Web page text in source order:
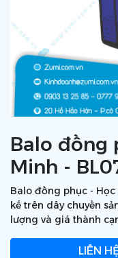
Balo đồng
Minh -
Balo đồng phục -
kế trên dây chuyền
lượng và giá thành
LIÊN